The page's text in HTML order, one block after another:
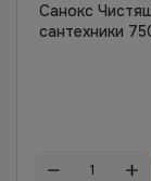
Санокс
сантехники